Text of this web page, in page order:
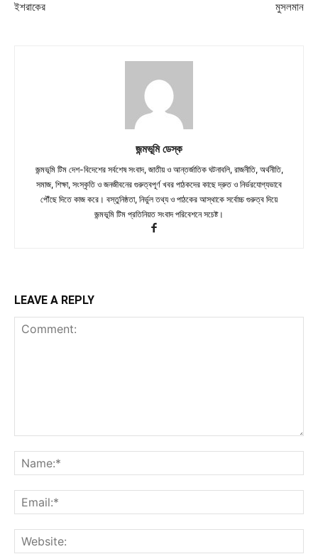
ইশরাকের
মুসলমান
জন্মভূমি ডেস্ক
জন্মভূমি টিম দেশ-বিদেশের সর্বশেষ সংবাদ, জাতীয় ও আন্তর্জাতিক ঘটনাবলি, রাজনীতি, অর্থনীতি,
সমাজ, শিক্ষা, সংস্কৃতি ও জনজীবনের গুরুত্বপূর্ণ খবর পাঠকদের কাছে দ্রুত ও নির্ভরযোগ্যভাবে
পৌঁছে দিতে কাজ করে। বস্তুনিষ্ঠতা, নির্ভুল তথ্য ও পাঠকের আস্থাকে সর্বোচ্চ গুরুত্ব দিয়ে
জন্মভূমি টিম প্রতিনিয়ত সংবাদ পরিবেশনে সচেষ্ট।
LEAVE A REPLY